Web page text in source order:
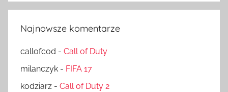
Najnowsze komentarze
callofcod - Call of Duty
milanczyk - FIFA 17
kodziarz - Call of Duty 2